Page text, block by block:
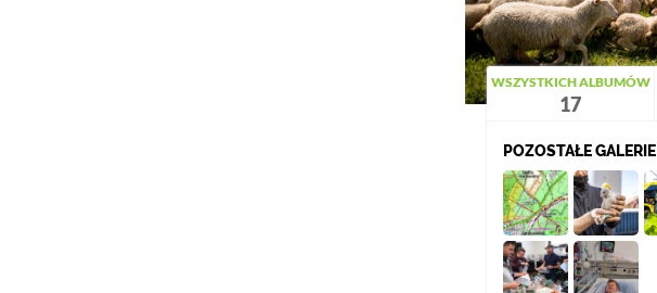
WSZYSTKICH ALBUMÓW
17
POZOSTAŁE GALERIE